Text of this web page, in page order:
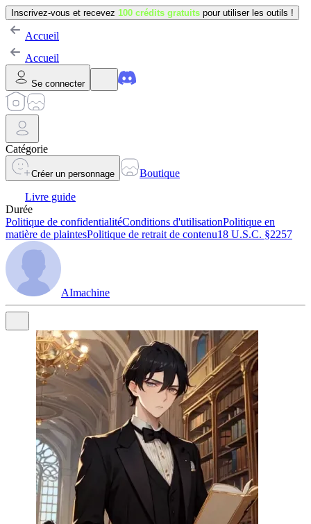
Inscrivez-vous et recevez 100 crédits gratuits pour utiliser les outils !
Accueil
Accueil
Se connecter
Catégorie
Créer un personnage
Boutique
Livre guide
Durée
Politique de confidentialitéConditions d'utilisationPolitique en
matière de plaintesPolitique de retrait de contenu18 U.S.C. §2257
AImachine